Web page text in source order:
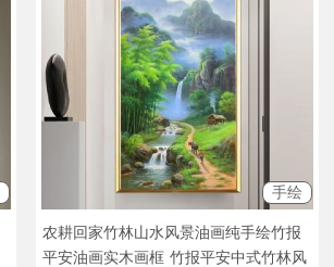
手绘
农耕回家竹林山水风景油画纯手绘竹报
平安油画实木画框 竹报平安中式竹林风